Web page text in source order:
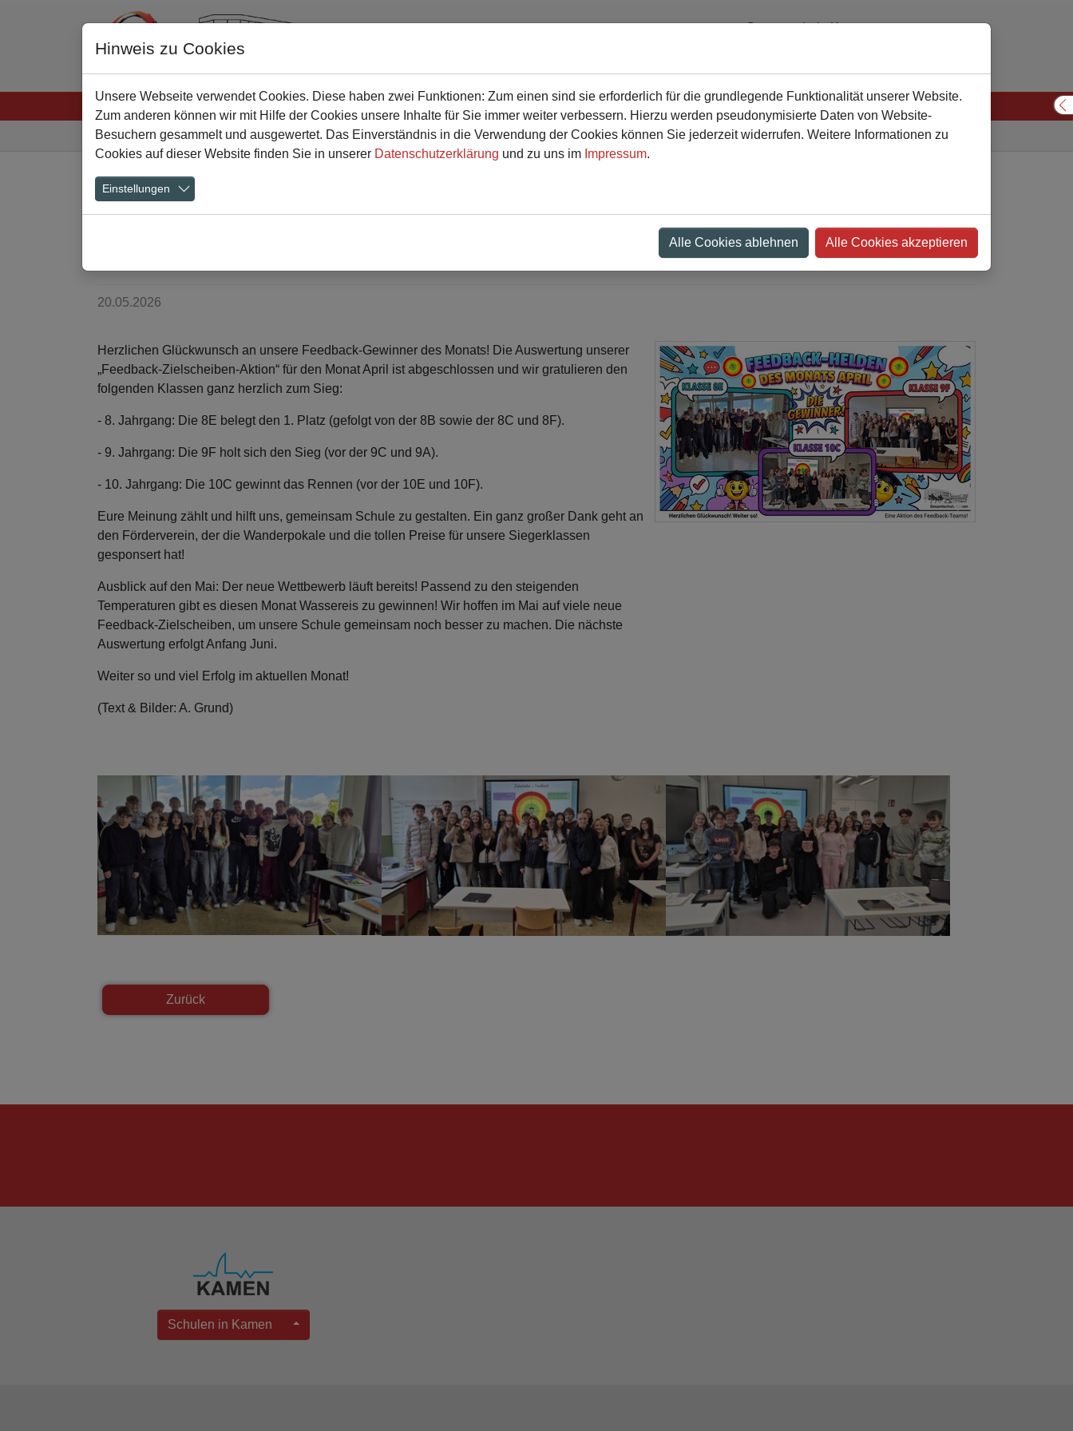
Zum Hauptinhalt springen
Gesamtschule Kamen
Sie sind hier: Gesamtschule Aktuelles Artikel-Detailansicht
Volltreffer im April! Die Sieger des Zielscheiben-
20.05.2026
Show larger version Show larger version Show larger version
Herzlichen Glückwunsch an unsere Feedback-Gewinner des Monats! Die Auswertung unserer
„Feedback-Zielscheiben-Aktion“ für den Monat April ist abgeschlossen und wir gratulieren den
folgenden Klassen ganz herzlich zum Sieg:
- 8. Jahrgang: Die 8E belegt den 1. Platz (gefolgt von der 8B sowie der 8C und 8F).
- 9. Jahrgang: Die 9F holt sich den Sieg (vor der 9C und 9A).
- 10. Jahrgang: Die 10C gewinnt das Rennen (vor der 10E und 10F).
Eure Meinung zählt und hilft uns, gemeinsam Schule zu gestalten. Ein ganz großer Dank geht an
den Förderverein, der die Wanderpokale und die tollen Preise für unsere Siegerklassen
gesponsert hat!
Ausblick auf den Mai: Der neue Wettbewerb läuft bereits! Passend zu den steigenden
Temperaturen gibt es diesen Monat Wassereis zu gewinnen! Wir hoffen im Mai auf viele neue
Feedback-Zielscheiben, um unsere Schule gemeinsam noch besser zu machen. Die nächste
Auswertung erfolgt Anfang Juni.
Weiter so und viel Erfolg im aktuellen Monat!
(Text & Bilder: A. Grund)
Zurück
Schulen in Kamen
Hinweis zu Cookies
Unsere Webseite verwendet Cookies. Diese haben zwei Funktionen: Zum einen sind sie erforderlich für die grundlegende Funktionalität unserer Website.
Zum anderen können wir mit Hilfe der Cookies unsere Inhalte für Sie immer weiter verbessern. Hierzu werden pseudonymisierte Daten von Website-
Besuchern gesammelt und ausgewertet. Das Einverständnis in die Verwendung der Cookies können Sie jederzeit widerrufen. Weitere Informationen zu
Cookies auf dieser Website finden Sie in unserer Datenschutzerklärung und zu uns im Impressum.
Einstellungen
Alle Cookies ablehnen Alle Cookies akzeptieren